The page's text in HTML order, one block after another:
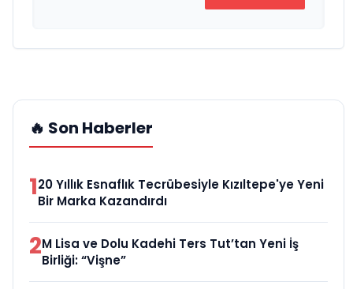
🔥 Son Haberler
120 Yıllık Esnaflık Tecrübesiyle Kızıltepe'ye Yeni
Bir Marka Kazandırdı
2M Lisa ve Dolu Kadehi Ters Tut’tan Yeni İş
Birliği: “Vişne”